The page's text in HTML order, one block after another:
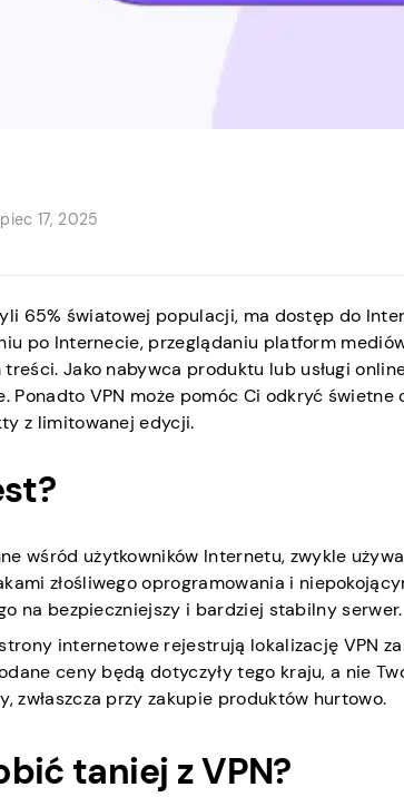
17, 2025
65% światowej populacji, ma dostęp do
po Internecie, przeglądaniu platform
Jako nabywca produktu lub usługi
Ponadto VPN może pomóc Ci odkryć
z limitowanej edycji.
wśród użytkowników Internetu, zwykle
złośliwego oprogramowania i
na bezpieczniejszy i bardziej stabilny serwer.
internetowe rejestrują lokalizację VPN
ceny będą dotyczyły tego kraju, a nie
zwłaszcza przy zakupie produktów hurtowo.
taniej z VPN?